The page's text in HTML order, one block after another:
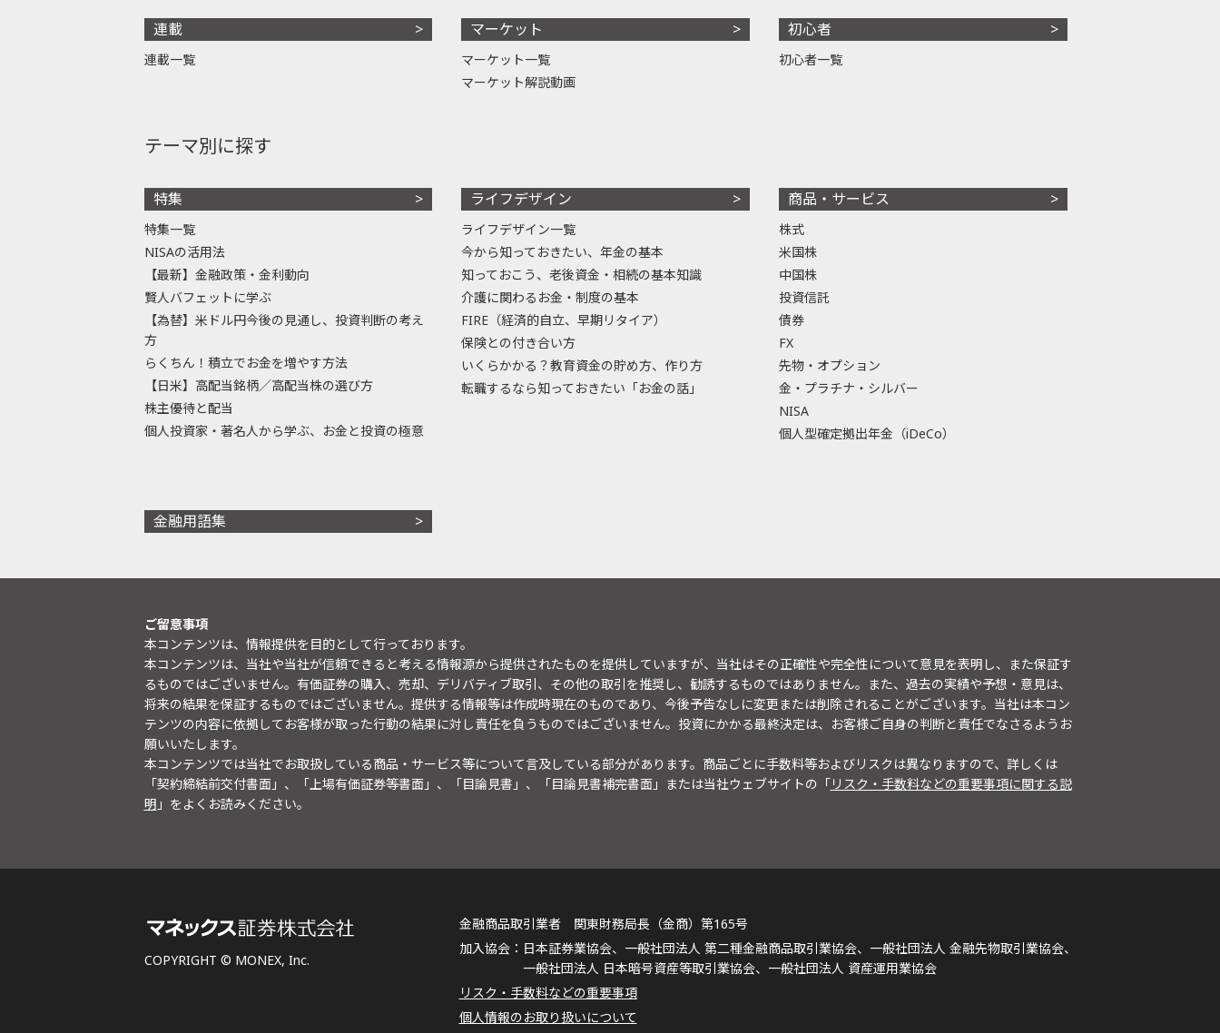
連載
連載一覧
マーケット
マーケット一覧
マーケット解説動画
初心者
初心者一覧
テーマ別に探す
特集
特集一覧
NISAの活用法
【最新】金融政策・金利動向
賢人バフェットに学ぶ
【為替】米ドル円今後の見通し、投資判断の考え
方
らくちん！積立でお金を増やす方法
【日米】高配当銘柄／高配当株の選び方
株主優待と配当
個人投資家・著名人から学ぶ、お金と投資の極意
ライフデザイン
ライフデザイン一覧
今から知っておきたい、年金の基本
知っておこう、老後資金・相続の基本知識
介護に関わるお金・制度の基本
FIRE（経済的自立、早期リタイア）
保険との付き合い方
いくらかかる？教育資金の貯め方、作り方
転職するなら知っておきたい「お金の話」
商品・サービス
株式
米国株
中国株
投資信託
債券
FX
先物・オプション
金・プラチナ・シルバー
NISA
個人型確定拠出年金（iDeCo）
金融用語集
ご留意事項
本コンテンツは、情報提供を目的として行っております。
本コンテンツは、当社や当社が信頼できると考える情報源から提供されたものを提供していますが、当社はその正確性や完全性について意見を表明し、また保証す
るものではございません。有価証券の購入、売却、デリバティブ取引、その他の取引を推奨し、勧誘するものではありません。また、過去の実績や予想・意見は、
将来の結果を保証するものではございません。提供する情報等は作成時現在のものであり、今後予告なしに変更または削除されることがございます。当社は本コン
テンツの内容に依拠してお客様が取った行動の結果に対し責任を負うものではございません。投資にかかる最終決定は、お客様ご自身の判断と責任でなさるようお
願いいたします。
本コンテンツでは当社でお取扱している商品・サービス等について言及している部分があります。商品ごとに手数料等およびリスクは異なりますので、詳しくは
「契約締結前交付書面」、「上場有価証券等書面」、「目論見書」、「目論見書補完書面」または当社ウェブサイトの「リスク・手数料などの重要事項に関する説
明 」をよくお読みください。
COPYRIGHT © MONEX, Inc.
金融商品取引業者 関東財務局長（金商）第165号
日本証券業協会、一般社団法人 第二種金融商品取引業協会、一般社団法人 金融先物取引業協会、
一般社団法人 日本暗号資産等取引業協会、一般社団法人 資産運用業協会
リスク・手数料などの重要事項
個人情報のお取り扱いについて